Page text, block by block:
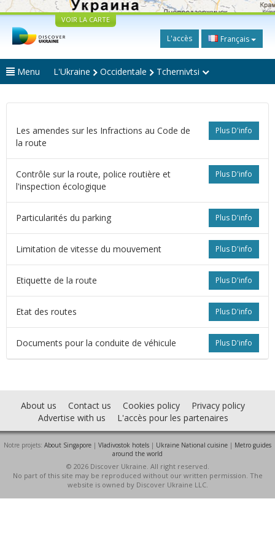
VOIR LA CARTE
L'accès Français
Menu L'Ukraine Occidentale Tchernivtsi
Plus D'info
Les amendes sur les Infractions au Code de
la route
Plus D'info
Contrôle sur la route, police routière et
l'inspection écologique
Plus D'info
Particularités du parking
Plus D'info
Limitation de vitesse du mouvement
Plus D'info
Etiquette de la route
Plus D'info
Etat des routes
Plus D'info
Documents pour la conduite de véhicule
About us Contact us Cookies policy
Privacy policy
Advertise with us
L'accès pour les partenaires
Notre projets: About Singapore | Vladivostok hotels | Ukraine National cuisine | Metro guides
around the world
© 2026 Discover Ukraine. All right reserved.
No part of this site may be reproduced without our written permission. The
website is owned by Discover Ukraine LLC.